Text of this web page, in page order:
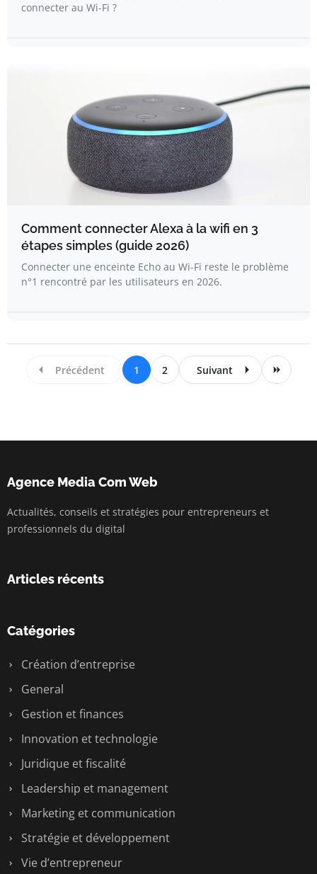
connecter au Wi-Fi ?
Comment connecter Alexa à la wifi en 3
étapes simples (guide 2026)
Connecter une enceinte Echo au Wi-Fi reste le problème
n°1 rencontré par les utilisateurs en 2026.
Précédent 1 2 Suivant
Agence Media Com Web
Actualités, conseils et stratégies pour entrepreneurs et
professionnels du digital
Articles récents
Catégories
Création d’entreprise
General
Gestion et finances
Innovation et technologie
Juridique et fiscalité
Leadership et management
Marketing et communication
Stratégie et développement
Vie d’entrepreneur